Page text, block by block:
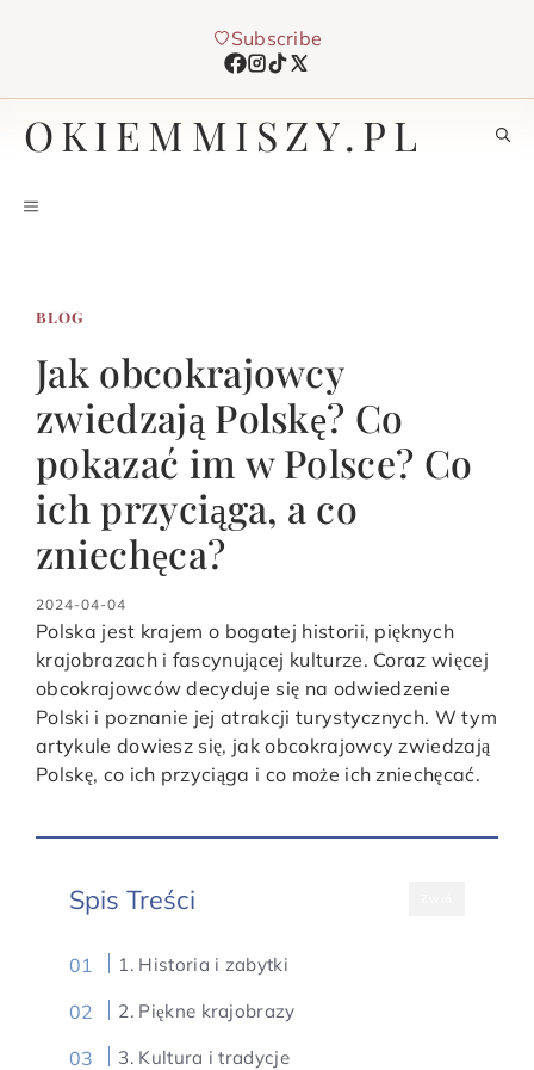
Subscribe
OKIEMMISZY.PL
MENU
BLOG
Jak obcokrajowcy
zwiedzają Polskę? Co
pokazać im w Polsce? Co
ich przyciąga, a co
zniechęca?
2024-04-04
Polska jest krajem o bogatej historii, pięknych
krajobrazach i fascynującej kulturze. Coraz więcej
obcokrajowców decyduje się na odwiedzenie
Polski i poznanie jej atrakcji turystycznych. W tym
artykule dowiesz się, jak obcokrajowcy zwiedzają
Polskę, co ich przyciąga i co może ich zniechęcać.
Spis Treści
1. Historia i zabytki
2. Piękne krajobrazy
3. Kultura i tradycje